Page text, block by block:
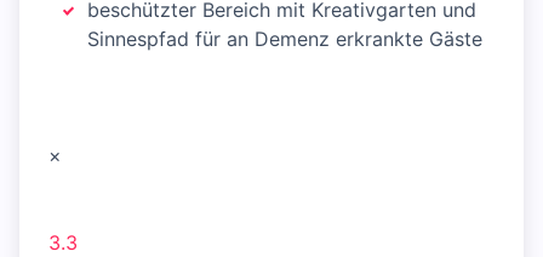
beschützter Bereich mit Kreativgarten und
Sinnespfad für an Demenz erkrankte Gäste
×
3.3